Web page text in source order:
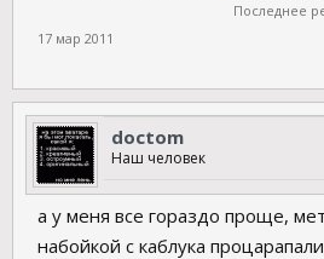
Последнее
17 мар 2011
doctom
Наш человек
а у меня все гораздо проще,
набойкой с каблука